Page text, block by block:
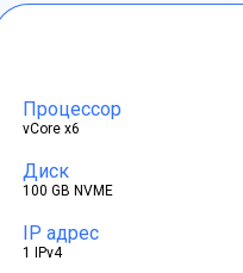
Процессор
vCore x6
Диск
100 GB NVME
IP адрес
1 IPv4